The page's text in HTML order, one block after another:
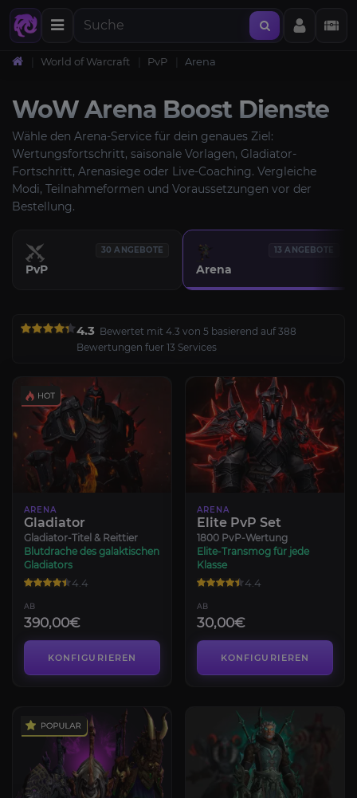
World of Warcraft PvP Arena
WoW Arena Boost Dienste
Wähle den Arena-Service für dein genaues Ziel:
Wertungsfortschritt, saisonale Vorlagen, Gladiator-
Fortschritt, Arenasiege oder Live-Coaching. Vergleiche
Modi, Teilnahmeformen und Voraussetzungen vor der
Bestellung.
30 ANGEBOTE
PvP
13 ANGEBOTE
Arena
4.3 Bewertet mit 4.3 von 5 basierend auf 388
Bewertungen fuer 13 Services
ARENA
Gladiator
Gladiator-Titel & Reittier
Blutdrache des galaktischen
Gladiators
4.4
AB
390,00€
KONFIGURIEREN
ARENA
Elite PvP Set
1800 PvP-Wertung
Elite-Transmog für jede
Klasse
4.4
AB
30,00€
KONFIGURIEREN